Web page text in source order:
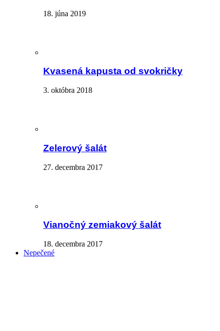
18. júna 2019
Kvasená kapusta od svokričky
3. októbra 2018
Zelerový šalát
27. decembra 2017
Vianočný zemiakový šalát
18. decembra 2017
Nepečené